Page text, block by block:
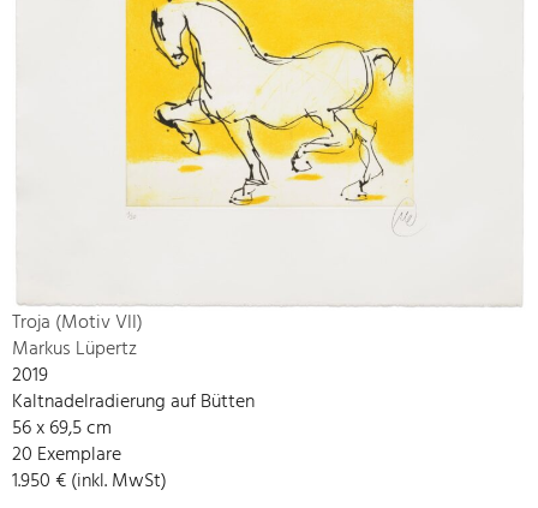
Troja (Motiv VII)
Markus Lüpertz
2019
Kaltnadelradierung auf Bütten
56 x 69,5 cm
20 Exemplare
1.950 € (inkl. MwSt)